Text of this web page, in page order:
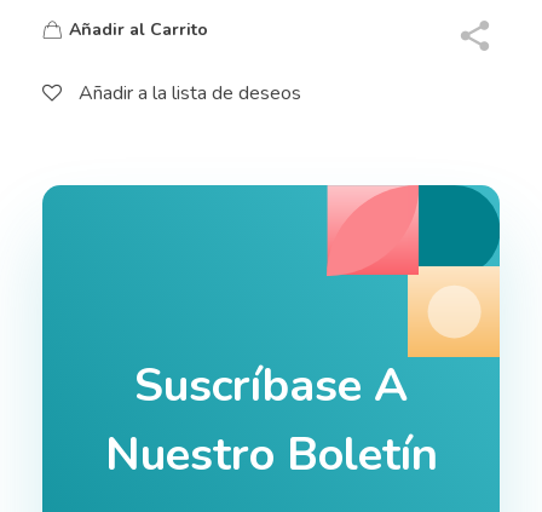
Añadir al Carrito
Añadir a la lista de deseos
Suscríbase A
Nuestro Boletín